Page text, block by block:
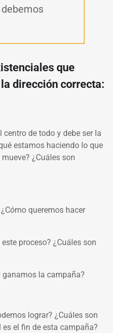
que
dirección correcta:
centro de todo y debe ser la
estamos haciendo lo que
¿Cuáles son
queremos hacer
proceso? ¿Cuáles son
la campaña?
lograr? ¿Cuáles son
el fin de esta campaña?